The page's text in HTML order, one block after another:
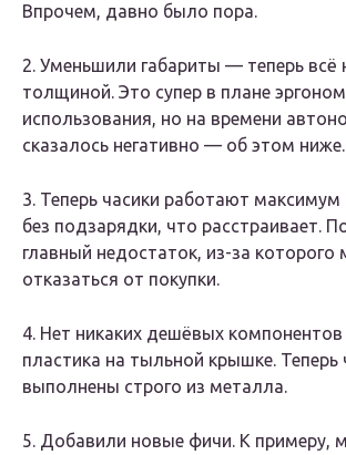
Впрочем, давно было пора.
2. Уменьшили габариты — теперь всё
толщиной. Это супер в плане
использования, но на времени
сказалось негативно — об этом ниже.
3. Теперь часики работают
без подзарядки, что расстраивает.
главный недостаток, из-за которого
отказаться от покупки.
4. Нет никаких дешёвых компонентов
пластика на тыльной крышке. Теперь
выполнены строго из металла.
5. Добавили новые фичи. К примеру,